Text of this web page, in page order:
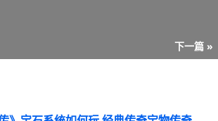
下一篇 »